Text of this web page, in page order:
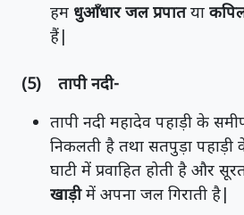
हम धुआँधार जल प्रपातया
हैं|
(5) तापी नदी-
तापी नदी महादेव पहाड़ी के
निकलती है तथा सतपुड़ा पहाड़ी
घाटी में प्रवाहित होती है और
खाड़ीमें अपना जल गिराती है|